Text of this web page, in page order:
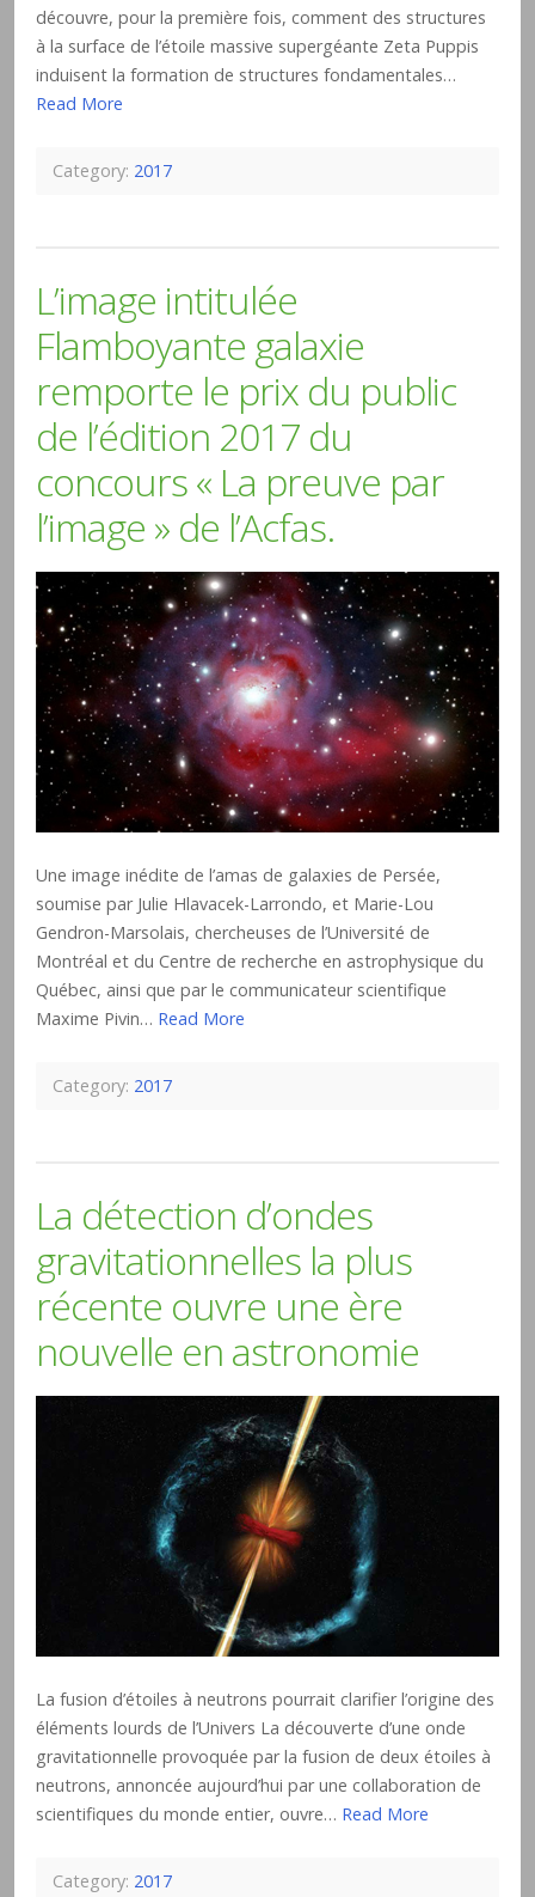
découvre, pour la première fois, comment des structures
à la surface de l’étoile massive supergéante Zeta Puppis
induisent la formation de structures fondamentales…
Read More
Category: 2017
L’image intitulée
Flamboyante galaxie
remporte le prix du public
de l’édition 2017 du
concours « La preuve par
l’image » de l’Acfas.
Une image inédite de l’amas de galaxies de Persée,
soumise par Julie Hlavacek-Larrondo, et Marie-Lou
Gendron-Marsolais, chercheuses de l’Université de
Montréal et du Centre de recherche en astrophysique du
Québec, ainsi que par le communicateur scientifique
Maxime Pivin… Read More
Category: 2017
La détection d’ondes
gravitationnelles la plus
récente ouvre une ère
nouvelle en astronomie
La fusion d’étoiles à neutrons pourrait clarifier l’origine des
éléments lourds de l’Univers La découverte d’une onde
gravitationnelle provoquée par la fusion de deux étoiles à
neutrons, annoncée aujourd’hui par une collaboration de
scientifiques du monde entier, ouvre… Read More
Category: 2017